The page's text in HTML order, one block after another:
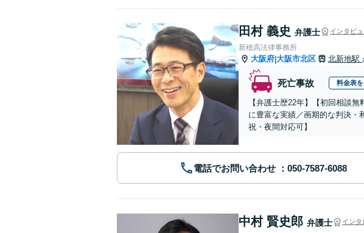
田村 義史 弁護士 インタビ
新穂高法律事務所
大阪府|大阪市北区 北新地駅
死亡事故 料金表
【弁護士歴22年】【初回相談
に豊富な実績／画期的な判決・
祝・夜間対応可】
電話でお問い合わせ
中村 賢史郎 弁護士 インタ